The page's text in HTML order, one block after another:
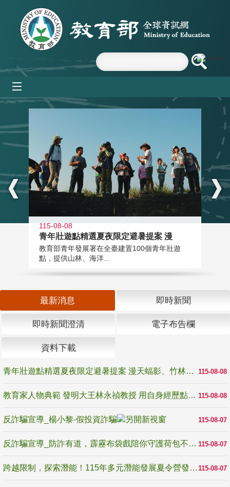
跳到主要內容區塊
:::
115-08-08
青年壯遊點精選夏夜限定避暑提案 漫
教育部青年發展署在全臺建置100個青年壯遊
點，提供山林、海洋...
最新消息 即時新聞
即時新聞澄清 電子布告欄
資料下載
115-08-08
青年壯遊點精選夏夜限定避暑提案 漫天蝠影、竹林尋蛙、茶香夜觀 邀青年暮色出發
115-08-08
教育家人物典範 發明大王林永禎教授 用自身經歷點亮學生的路
115-08-07
反詐騙宣導_楊小黎-假投資詐騙
115-08-07
反詐騙宣導_防詐有道，霹靂布袋戲陪你守護荷包不受騙
115-08-07
跨越限制，探索潛能！115年多元潛能發展夏令營發掘生命無限可能